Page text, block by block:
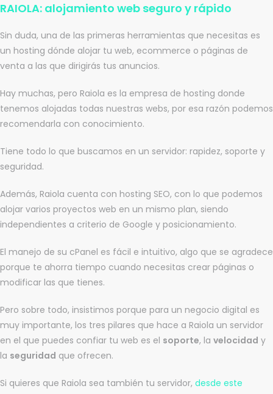
RAIOLA: alojamiento web seguro y rápido
Sin duda, una de las primeras herramientas que necesitas es
un hosting dónde alojar tu web, ecommerce o páginas de
venta a las que dirigirás tus anuncios.
Hay muchas, pero Raiola es la empresa de hosting donde
tenemos alojadas todas nuestras webs, por esa razón podemos
recomendarla con conocimiento.
Tiene todo lo que buscamos en un servidor: rapidez, soporte y
seguridad.
Además, Raiola cuenta con hosting SEO, con lo que podemos
alojar varios proyectos web en un mismo plan, siendo
independientes a criterio de Google y posicionamiento.
El manejo de su cPanel es fácil e intuitivo, algo que se agradece
porque te ahorra tiempo cuando necesitas crear páginas o
modificar las que tienes.
Pero sobre todo, insistimos porque para un negocio digital es
muy importante, los tres pilares que hace a Raiola un servidor
en el que puedes confiar tu web es el soporte, la velocidad y
la seguridad que ofrecen.
Si quieres que Raiola sea también tu servidor, desde este